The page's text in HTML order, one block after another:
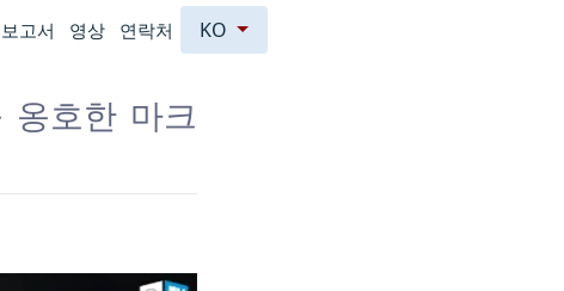
보고서 영상 연락처 KO
옹호한 마크